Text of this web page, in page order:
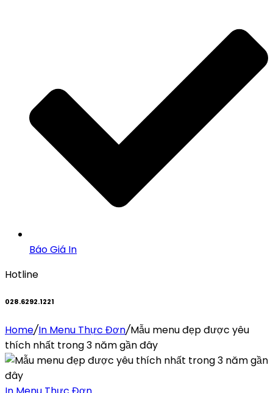
Báo Giá In
Hotline
028.6292.1221
Home/In Menu Thực Đơn/Mẫu menu đẹp được yêu
thích nhất trong 3 năm gần đây